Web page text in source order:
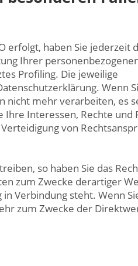
erfolgt, haben Sie jederzeit
Ihrer
Profiling. Die jeweilige
Wenn
nicht mehr verarbeiten, es
Ihre Interessen, Rechte und
von
so haben Sie das
zum Zwecke derartiger
Verbindung steht. Wenn
zum Zwecke der